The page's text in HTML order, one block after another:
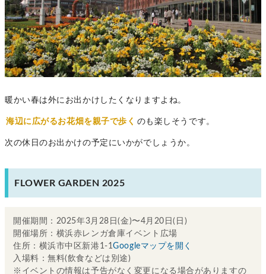
暖かい春は外にお出かけしたくなりますよね。
海辺に広がるお花畑を親子で歩く のも楽しそうです。
次の休日のお出かけの予定にいかがでしょうか。
FLOWER GARDEN 2025
開催期間：2025年3月28日(金)〜4月20日(日)
開催場所：横浜赤レンガ倉庫イベント広場
住所：横浜市中区新港1-1Googleマップを開く
入場料：無料(飲食などは別途)
※イベントの情報は予告がなく変更になる場合がありますの